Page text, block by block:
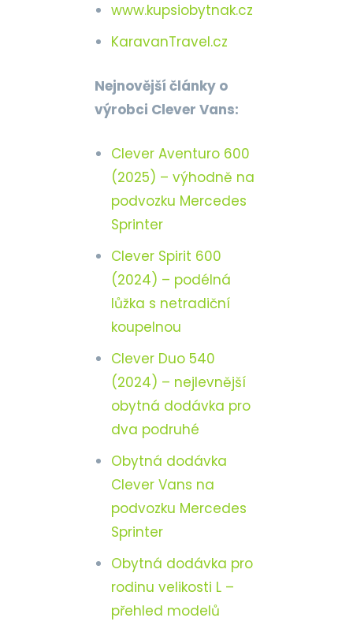
www.kupsiobytnak.cz
KaravanTravel.cz
Nejnovější články o
výrobci Clever Vans:
Clever Aventuro 600
(2025) – výhodně na
podvozku Mercedes
Sprinter
Clever Spirit 600
(2024) – podélná
lůžka s netradiční
koupelnou
Clever Duo 540
(2024) – nejlevnější
obytná dodávka pro
dva podruhé
Obytná dodávka
Clever Vans na
podvozku Mercedes
Sprinter
Obytná dodávka pro
rodinu velikosti L –
přehled modelů